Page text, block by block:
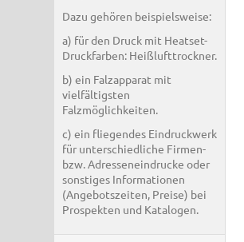
Dazu gehören beispielsweise:
a) für den Druck mit Heatset-
Druckfarben: Heißlufttrockner.
b) ein Falzapparat mit
vielfältigsten
Falzmöglichkeiten.
c) ein fliegendes Eindruckwerk
für unterschiedliche Firmen-
bzw. Adresseneindrucke oder
sonstiges Informationen
(Angebotszeiten, Preise) bei
Prospekten und Katalogen.